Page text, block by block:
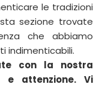
le tradizioni
sezione trovate
che abbiamo
indimenticabili.
con la nostra
e attenzione. Vi